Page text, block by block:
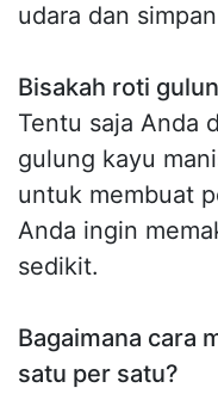
udara dan
Bisakah roti
Tentu saja Anda
gulung kayu
untuk membuat
Anda ingin
sedikit.
Bagaimana cara
satu per satu?